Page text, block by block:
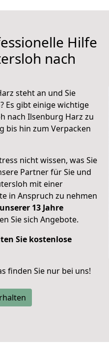
Hilfe
nach
steht an und Sie
Es gibt einige wichtige
nach Ilsenburg Harz zu
bis hin zum Verpacken
nicht wissen, was Sie
Partner für Sie und
mit einer
in Anspruch zu nehmen
13 Jahre
Sie sich Angebote.
Sie kostenlose
finden Sie nur bei uns!